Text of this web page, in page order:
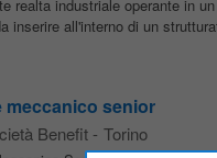
realta industriale operante in
inserire all'interno di un
meccanico senior
Benefit - Torino